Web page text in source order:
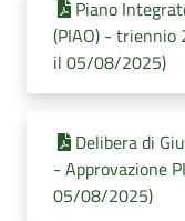
Piano
(PIAO) -
il 05/08/2025)
Delibera di
- Approvazione
05/08/2025)